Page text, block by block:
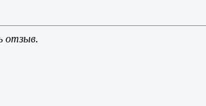
отзыв.